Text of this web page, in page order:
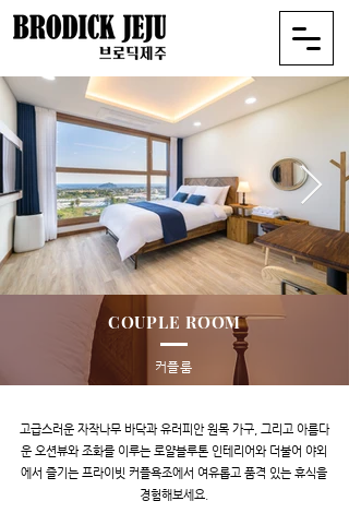
COUPLE ROOM
​커플룸
고급스러운 자작나무 바닥과 유러피안 원목 가구, 그리고 아름다
운 오션뷰와 조화를 이루는 로얄블루톤 인테리어와 더불어 야외
에서 즐기는 프라이빗 커플욕조에서 여유롭고 품격 있는 휴식을
경험해보세요.